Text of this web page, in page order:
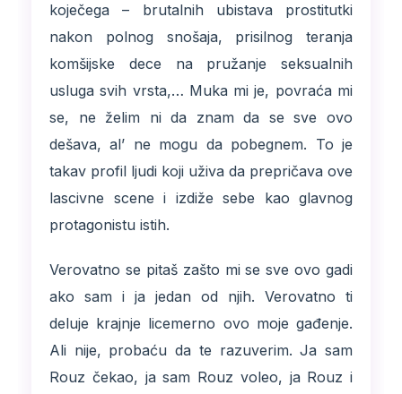
koječega – brutalnih ubistava prostitutki
nakon polnog snošaja, prisilnog teranja
komšijske dece na pružanje seksualnih
usluga svih vrsta,… Muka mi je, povraća mi
se, ne želim ni da znam da se sve ovo
dešava, al’ ne mogu da pobegnem. To je
takav profil ljudi koji uživa da prepričava ove
lascivne scene i izdiže sebe kao glavnog
protagonistu istih.
Verovatno se pitaš zašto mi se sve ovo gadi
ako sam i ja jedan od njih. Verovatno ti
deluje krajnje licemerno ovo moje gađenje.
Ali nije, probaću da te razuverim. Ja sam
Rouz čekao, ja sam Rouz voleo, ja Rouz i